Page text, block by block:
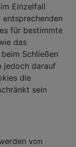
Einzelfall
für bestimmte
das
Schließen
jedoch darauf
die
sein
von